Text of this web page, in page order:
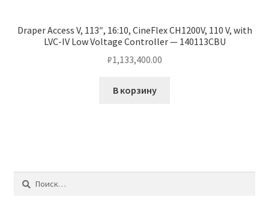
Draper Access V, 113″, 16:10, CineFlex CH1200V, 110 V, with
LVC-IV Low Voltage Controller — 140113CBU
₽1,133,400.00
В корзину
Найти: